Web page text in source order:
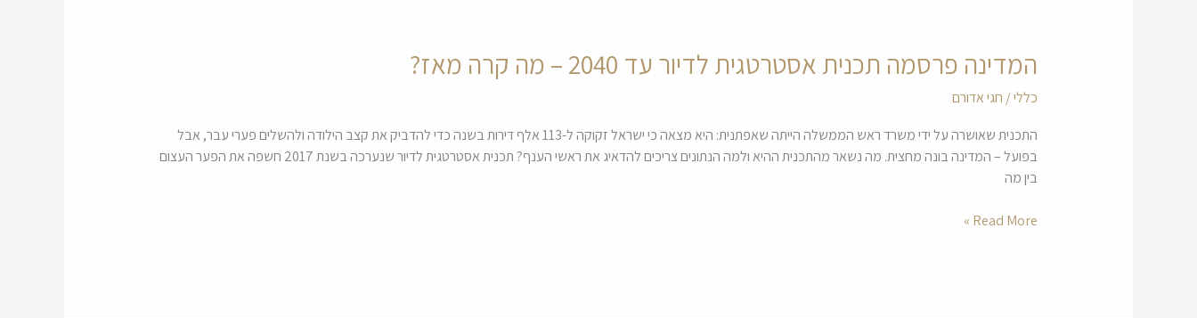
המדינה פרסמה תכנית אסטרטגית לדיור עד 2040 – מה קרה מאז?
כללי/ חגי אדורם
התכנית שאושרה על ידי משרד ראש הממשלה הייתה שאפתנית: היא מצאה כי ישראל זקוקה ל-113 אלף דירות בשנה כדי להדביק את קצב הילודה ולהשלים פערי עבר, אבל
בפועל – המדינה בונה מחצית. מה נשאר מהתכנית ההיא ולמה הנתונים צריכים להדאיג את ראשי הענף? תכנית אסטרטגית לדיור שנערכה בשנת 2017 חשפה את הפער העצום
בין מה
המדינה
פרסמה
תכנית
לדיור
עד
2040
מה
Read More »